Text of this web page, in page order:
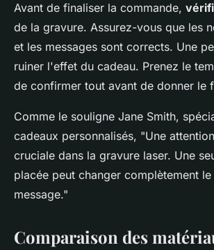
Avant de finaliser la commande,
de la gravure. Assurez-vous que les
et les messages sont corrects. Une
ruiner l'effet du cadeau. Prenez le
de confirmer tout avant de donner le
Comme le souligne Jane Smith,
cadeaux personnalisés, "Une
cruciale dans la gravure laser. Une
placée peut changer complètement le
message."
Comparaison des